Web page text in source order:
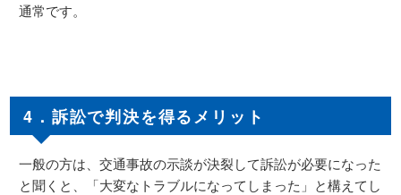
通常です。
4．訴訟で判決を得るメリット
一般の方は、交通事故の示談が決裂して訴訟が必要になった
と聞くと、「大変なトラブルになってしまった」と構えてし